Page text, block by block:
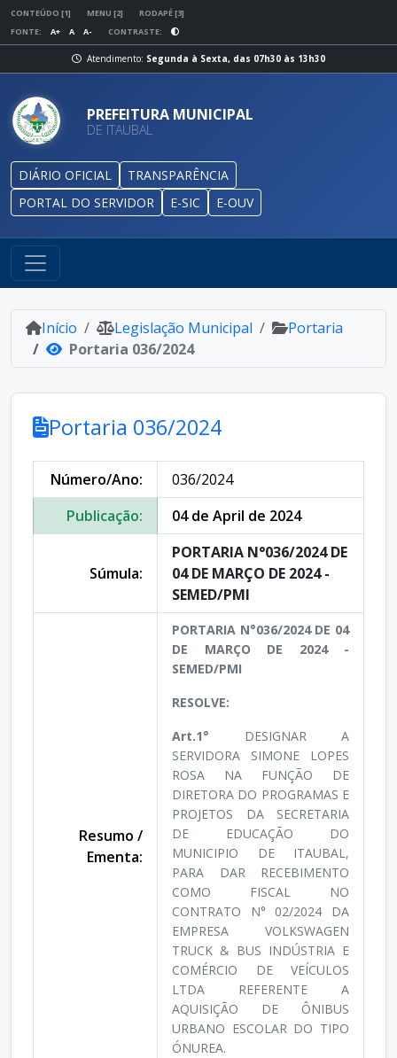
CONTEÚDO [1] MENU [2]
RODAPÉ [3]
FONTE:
A+ A A- CONTRASTE:
Atendimento: Segunda à Sexta, das 07h30 às 13h30
PREFEITURA MUNICIPAL
DE ITAUBAL
DIÁRIO OFICIAL
TRANSPARÊNCIA
PORTAL DO SERVIDOR
E-SIC E-OUV
Início Legislação Municipal
Portaria
Portaria 036/2024
Portaria 036/2024
Número/Ano:
036/2024
Publicação:
04 de April de 2024
Súmula:
PORTARIA N°036/2024 DE
04 DE MARÇO DE 2024 -
SEMED/PMI
Resumo /
Ementa:
PORTARIA N°036/2024 DE 04
DE MARÇO DE 2024 -
SEMED/PMI
RESOLVE:
Art.1° DESIGNAR A
SERVIDORA SIMONE LOPES
ROSA NA FUNÇÃO DE
DIRETORA DO PROGRAMAS E
PROJETOS DA SECRETARIA
DE EDUCAÇÃO DO
MUNICIPIO DE ITAUBAL,
PARA DAR RECEBIMENTO
COMO FISCAL NO
CONTRATO N° 02/2024 DA
EMPRESA VOLKSWAGEN
TRUCK & BUS INDÚSTRIA E
COMÉRCIO DE VEÍCULOS
LTDA REFERENTE A
AQUISIÇÃO DE ÔNIBUS
URBANO ESCOLAR DO TIPO
ÓNUREA.